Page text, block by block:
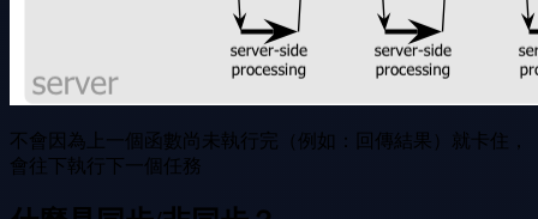
不會因為上一個函數尚未執行完（例如：回傳結果）就卡住，
會往下執行下一個任務